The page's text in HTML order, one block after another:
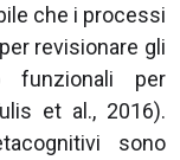
che i processi
revisionare gli
funzionali per
et al., 2016).
sono